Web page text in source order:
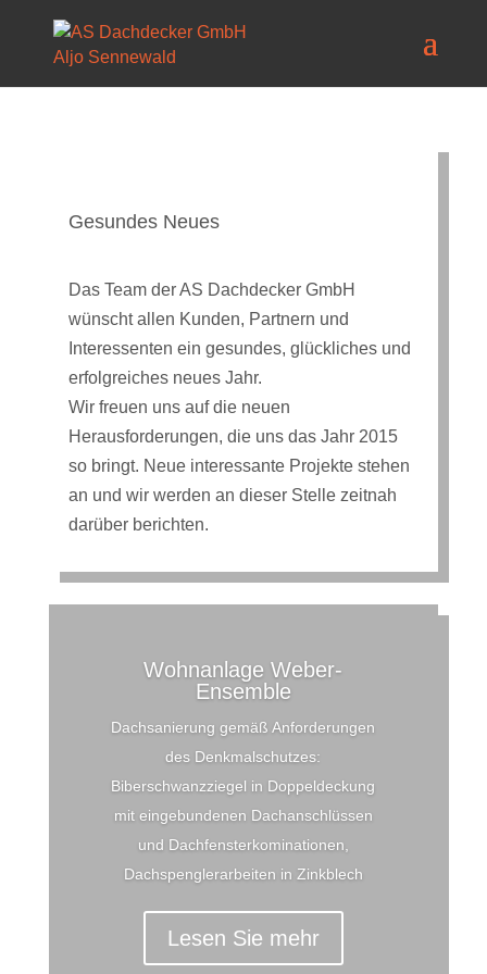
Gesundes Neues
Das Team der AS Dachdecker GmbH
wünscht allen Kunden, Partnern und
Interessenten ein gesundes, glückliches und
erfolgreiches neues Jahr.
Wir freuen uns auf die neuen
Herausforderungen, die uns das Jahr 2015
so bringt. Neue interessante Projekte stehen
an und wir werden an dieser Stelle zeitnah
darüber berichten.
Wohnanlage Weber-
Ensemble
Dachsanierung gemäß Anforderungen
des Denkmalschutzes:
Biberschwanzziegel in Doppeldeckung
mit eingebundenen Dachanschlüssen
und Dachfensterkominationen,
Dachspenglerarbeiten in Zinkblech
Lesen Sie mehr